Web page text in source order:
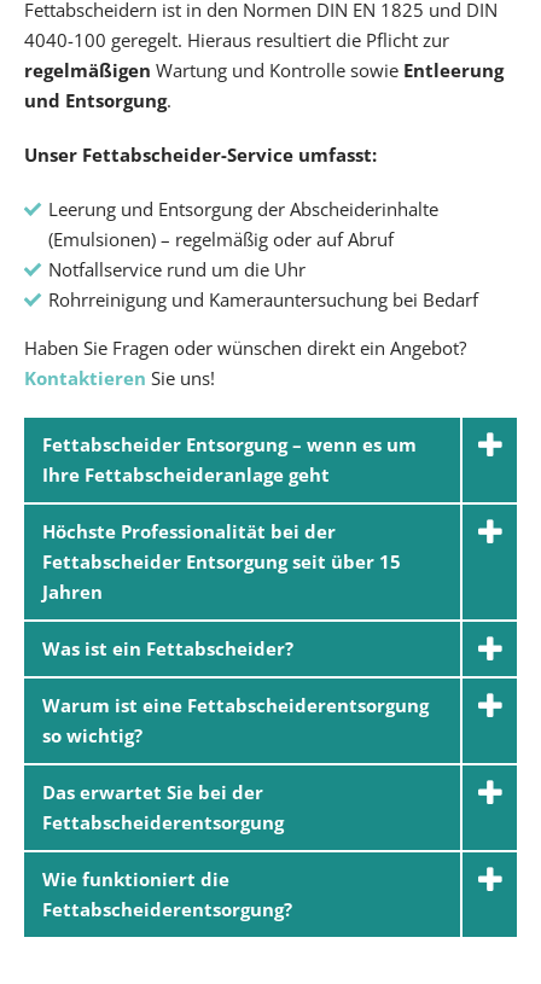
Fettabscheidern ist in den Normen DIN EN 1825 und DIN
4040-100 geregelt. Hieraus resultiert die Pflicht zur
regelmäßigen Wartung und Kontrolle sowie Entleerung
und Entsorgung.
Unser Fettabscheider-Service umfasst:
Leerung und Entsorgung der Abscheiderinhalte
(Emulsionen) – regelmäßig oder auf Abruf
Notfallservice rund um die Uhr
Rohrreinigung und Kamerauntersuchung bei Bedarf
Haben Sie Fragen oder wünschen direkt ein Angebot?
Kontaktieren Sie uns!
Fettabscheider Entsorgung – wenn es um
Ihre Fettabscheideranlage geht
Höchste Professionalität bei der
Fettabscheider Entsorgung seit über 15
Jahren
Was ist ein Fettabscheider?
Warum ist eine Fettabscheiderentsorgung
so wichtig?
Das erwartet Sie bei der
Fettabscheiderentsorgung
Wie funktioniert die
Fettabscheiderentsorgung?